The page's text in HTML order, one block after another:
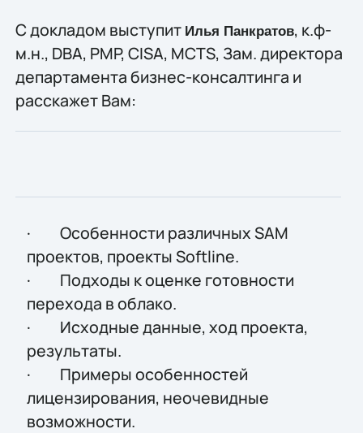
С докладом выступит Илья Панкратов, к.ф-
м.н., DBA, PMP, CISA, MCTS, Зам. директора
департамента бизнес-консалтинга и
расскажет Вам:
· Особенности различных SAM
проектов, проекты Softline.
· Подходы к оценке готовности
перехода в облако.
· Исходные данные, ход проекта,
результаты.
· Примеры особенностей
лицензирования, неочевидные
возможности.